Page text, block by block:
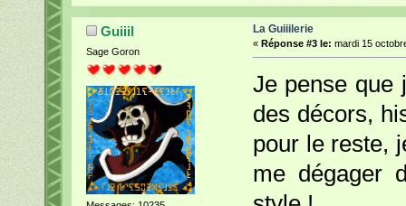
Guiiil
Sage Goron
La Guiiilerie
« Réponse #3 le: mardi 15
Je pense que
des décors,
pour le reste,
me dégager